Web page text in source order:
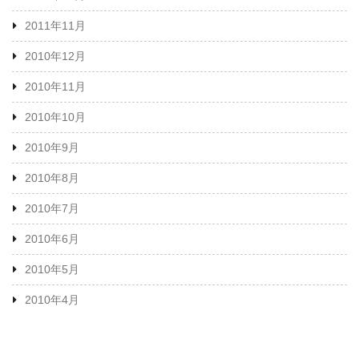
2011年11月
2010年12月
2010年11月
2010年10月
2010年9月
2010年8月
2010年7月
2010年6月
2010年5月
2010年4月